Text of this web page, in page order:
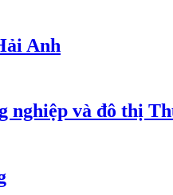
Anh
nghiệp và đô thị